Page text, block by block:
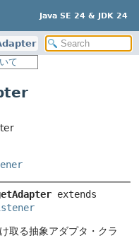
Java SE 24 & JDK 24
て
取る抽象アダプタ・クラ